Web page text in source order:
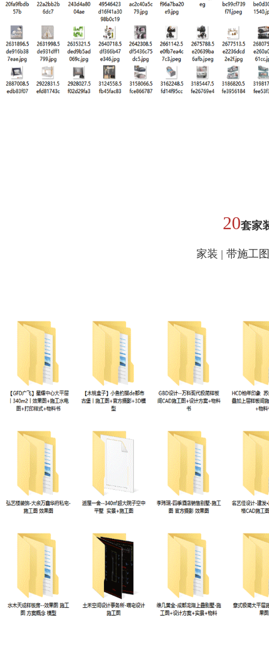
20套家
家装 | 带施工